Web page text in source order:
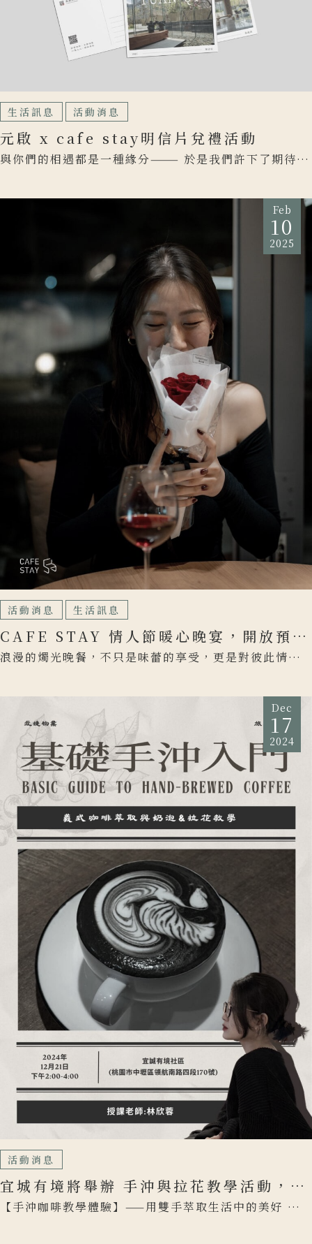
生活訊息 活動消息
元啟 x cafe stay明信片兌禮活動
與你們的相遇都是一種緣分——— 於是我們許下了期待再
製作了多 […]
Feb
10
2025
活動消息 生活訊息
CAFE STAY 情人節暖心晚宴，開放預約
中
浪漫的燭光晚餐，不只是味蕾的享受，更是對彼此情感
生活來點儀式 […]
Dec
17
2024
活動消息
宜城有境將舉辦 手沖與拉花教學活動，歡
迎社區的朋友們共襄盛舉
【手沖咖啡教學體驗】——用雙手萃取生活中的美好 是